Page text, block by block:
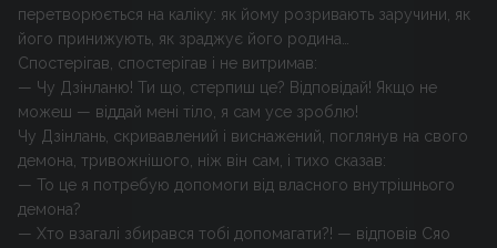
перетворюється на каліку: як йому розривають заручини, як
його принижують, як зраджує його родина…
Спостерігав, спостерігав і не витримав:
— Чу Дзінланю! Ти що, стерпиш це? Відповідай! Якщо не
можеш — віддай мені тіло, я сам усе зроблю!
Чу Дзінлань, скривавлений і виснажений, поглянув на свого
демона, тривожнішого, ніж він сам, і тихо сказав:
— То це я потребую допомоги від власного внутрішнього
демона?
— Хто взагалі збирався тобі допомагати?! — відповів Сяо